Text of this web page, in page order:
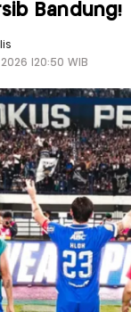
Bandung!
|20:50 WIB